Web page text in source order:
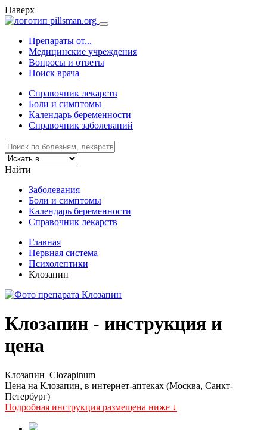
Наверх
Препараты от...
Медицинские учреждения
Вопросы и ответы
Поиск врача
Справочник лекарств
Боли и симптомы
Календарь беременности
Справочник заболеваний
Найти
Заболевания
Боли и симптомы
Календарь беременности
Справочник лекарств
Главная
Нервная система
Психолептики
Клозапин
Клозапин - инструкция и
цена
Клозапин Clozapinum
Цена на Клозапин, в интернет-аптеках (Москва, Санкт-
Петербург)
Подробная инструкция размещена ниже ↓